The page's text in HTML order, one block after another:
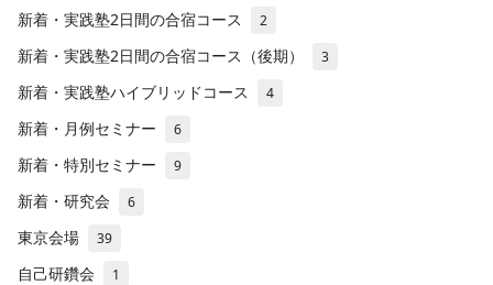
新着・実践塾2日間の合宿コース 2
新着・実践塾2日間の合宿コース（後期） 3
新着・実践塾ハイブリッドコース 4
新着・月例セミナー 6
新着・特別セミナー 9
新着・研究会 6
東京会場 39
自己研鑽会 1